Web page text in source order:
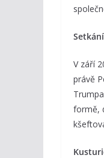
V září
právě
formě,